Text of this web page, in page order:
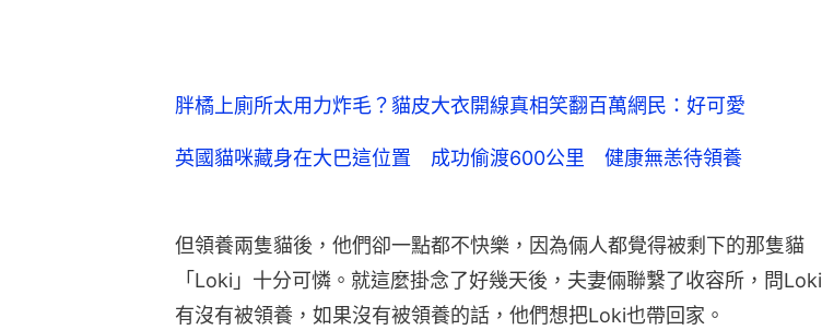
胖橘上廁所太用力炸毛？貓皮大衣開線真相笑翻百萬網民：好可愛
英國貓咪藏身在大巴這位置 成功偷渡600公里 健康無恙待領養
但領養兩隻貓後，他們卻一點都不快樂，因為倆人都覺得被剩下的那隻貓
「Loki」十分可憐。就這麼掛念了好幾天後，夫妻倆聯繫了收容所，問Loki
有沒有被領養，如果沒有被領養的話，他們想把Loki也帶回家。